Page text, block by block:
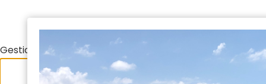
Gestionar el consentimiento de las cookies